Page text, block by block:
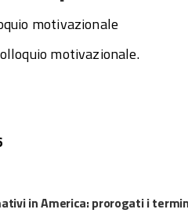
motivazionale
motivazionale.
in America: prorogati i